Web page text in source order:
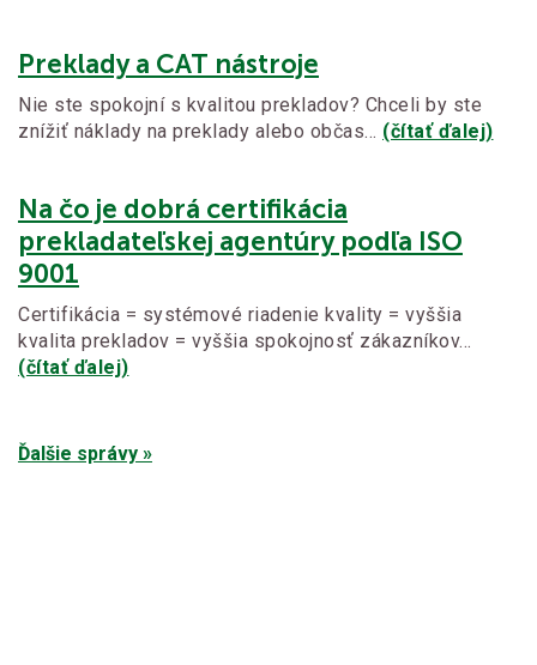
Preklady a CAT nástroje
Nie ste spokojní s kvalitou prekladov? Chceli by ste
znížiť náklady na preklady alebo občas… (čítať ďalej)
Na čo je dobrá certifikácia
prekladateľskej agentúry podľa ISO
9001
Certifikácia = systémové riadenie kvality = vyššia
kvalita prekladov = vyššia spokojnosť zákazníkov…
(čítať ďalej)
Ďalšie správy »